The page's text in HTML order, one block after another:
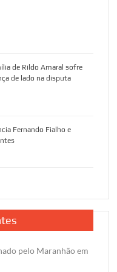
de Rildo Amaral sofre
de lado na disputa
Fernando Fialho e
pelo Maranhão em